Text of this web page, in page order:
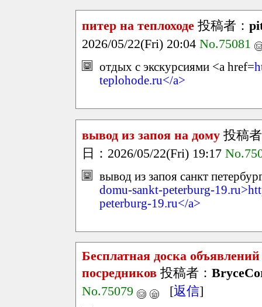
питер на теплоходе 投稿者：
2026/05/22(Fri) 20:04 No.75081
отдых с экскурсиями <a href=
teplohode.ru</a>
вывод из запоя на дому 投稿
日：2026/05/22(Fri) 19:17
вывод из запоя санкт
domu-sankt-peterburg-
peterburg-19.ru</a>
Бесплатная доска
посредников 投稿者：
No.75079
[返信]